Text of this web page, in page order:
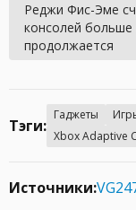
Реджи Фис-Эме
консолей больше
продолжается
Тэги:
Гаджеты
Xbox Adaptive
Источники: